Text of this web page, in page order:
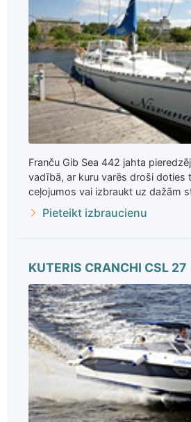
Franču Gib Sea 442 jahta
vadībā, ar kuru varēs droši doties
ceļojumos vai izbraukt uz dažām
Pieteikt izbraucienu
KUTERIS CRANCHI CSL 27